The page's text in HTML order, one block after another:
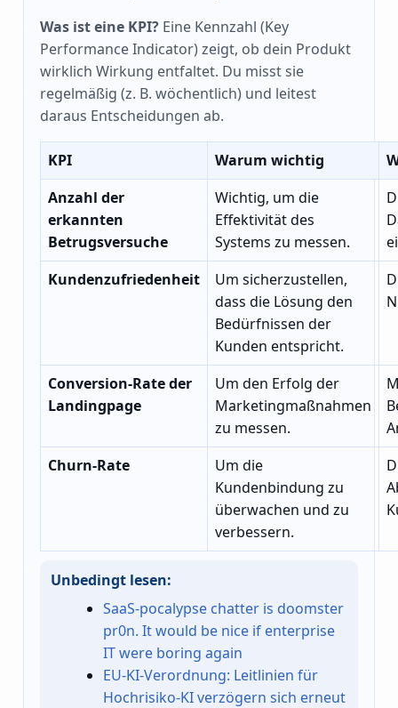
Was ist eine KPI? Eine Kennzahl (Key
Performance Indicator) zeigt, ob dein Produkt
wirklich Wirkung entfaltet. Du misst sie
regelmäßig (z. B. wöchentlich) und leitest
daraus Entscheidungen ab.
KPI Warum wichtig
Anzahl der
erkannten
Betrugsversuche
Wichtig, um die
Effektivität des
Systems zu messen.
Kundenzufriedenheit
Um sicherzustellen,
dass die Lösung den
Bedürfnissen der
Kunden entspricht.
Conversion-Rate der
Landingpage
Um den Erfolg der
Marketingmaßnahmen
zu messen.
Churn-Rate
Um die
Kundenbindung zu
überwachen und zu
verbessern.
Unbedingt lesen:
SaaS-pocalypse chatter is doomster
pr0n. It would be nice if enterprise
IT were boring again
EU-KI-Verordnung: Leitlinien für
Hochrisiko-KI verzögern sich erneut